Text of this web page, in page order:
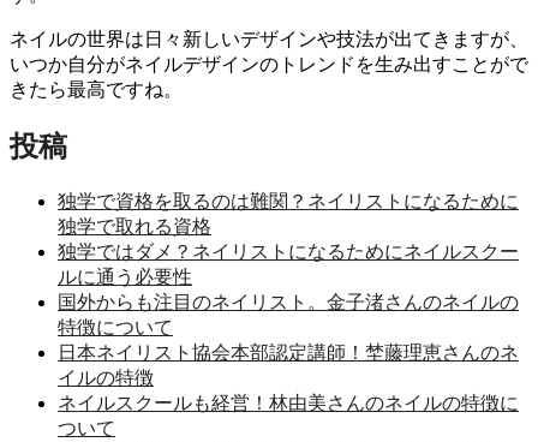
ネイルの世界は日々新しいデザインや技法が出てきますが、
いつか自分がネイルデザインのトレンドを生み出すことがで
きたら最高ですね。
投稿
独学で資格を取るのは難関？ネイリストになるために
独学で取れる資格
独学ではダメ？ネイリストになるためにネイルスクー
ルに通う必要性
国外からも注目のネイリスト。金子渚さんのネイルの
特徴について
日本ネイリスト協会本部認定講師！埜藤理恵さんのネ
イルの特徴
ネイルスクールも経営！林由美さんのネイルの特徴に
ついて